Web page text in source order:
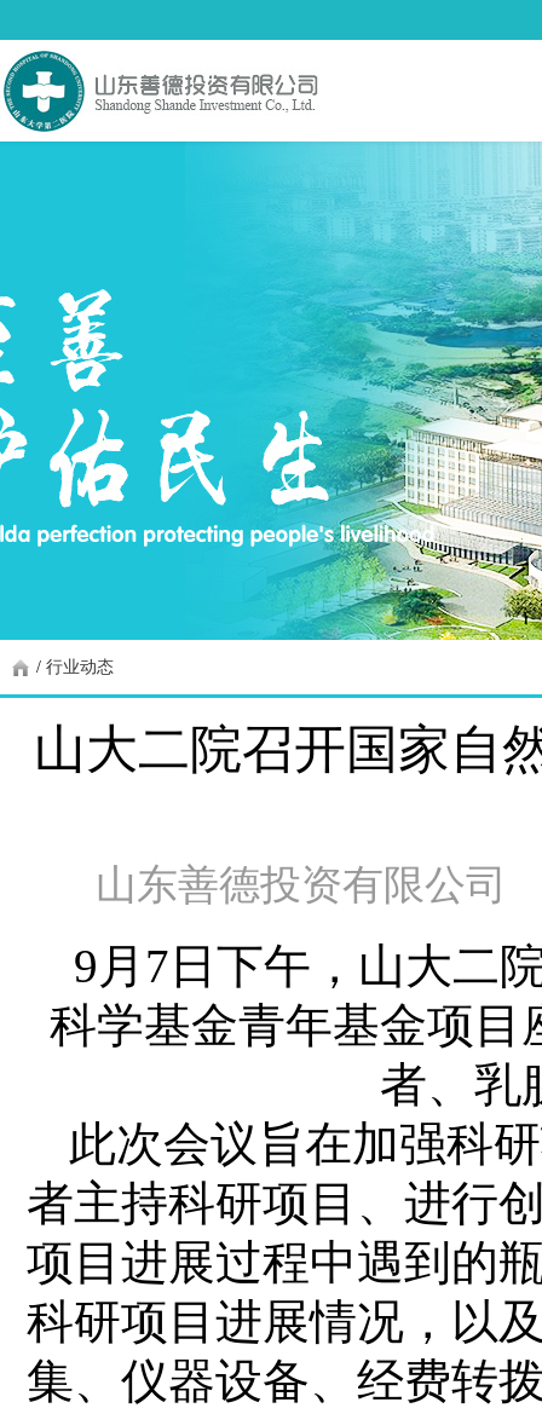
/ 行业动态
山大二院召开国家自
山东善德投资有限公司
9 月 7 日下午，山大二
科学基金青年基金项
者、乳
此次会议旨在加强科
者主持科研项目、进行
项目进展过程中遇到的
科研项目进展情况，以
集、仪器设备、经费转